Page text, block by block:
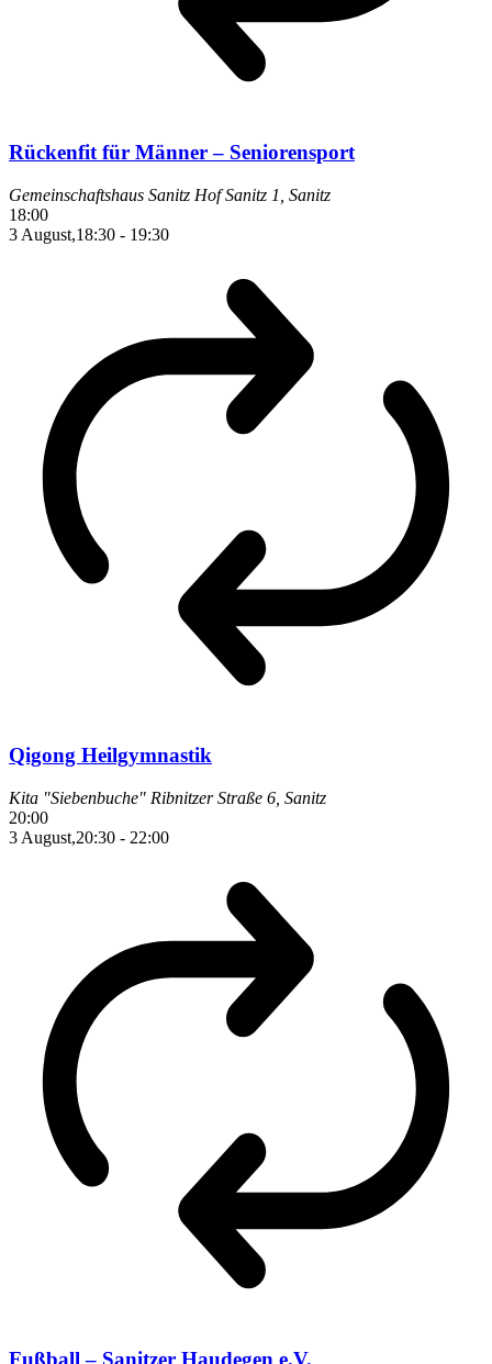
Rückenfit für Männer – Seniorensport
Gemeinschaftshaus Sanitz Hof Sanitz 1, Sanitz
18:00
3 August,18:30 - 19:30
Qigong Heilgymnastik
Kita "Siebenbuche" Ribnitzer Straße 6, Sanitz
20:00
3 August,20:30 - 22:00
Fußball – Sanitzer Haudegen e.V.